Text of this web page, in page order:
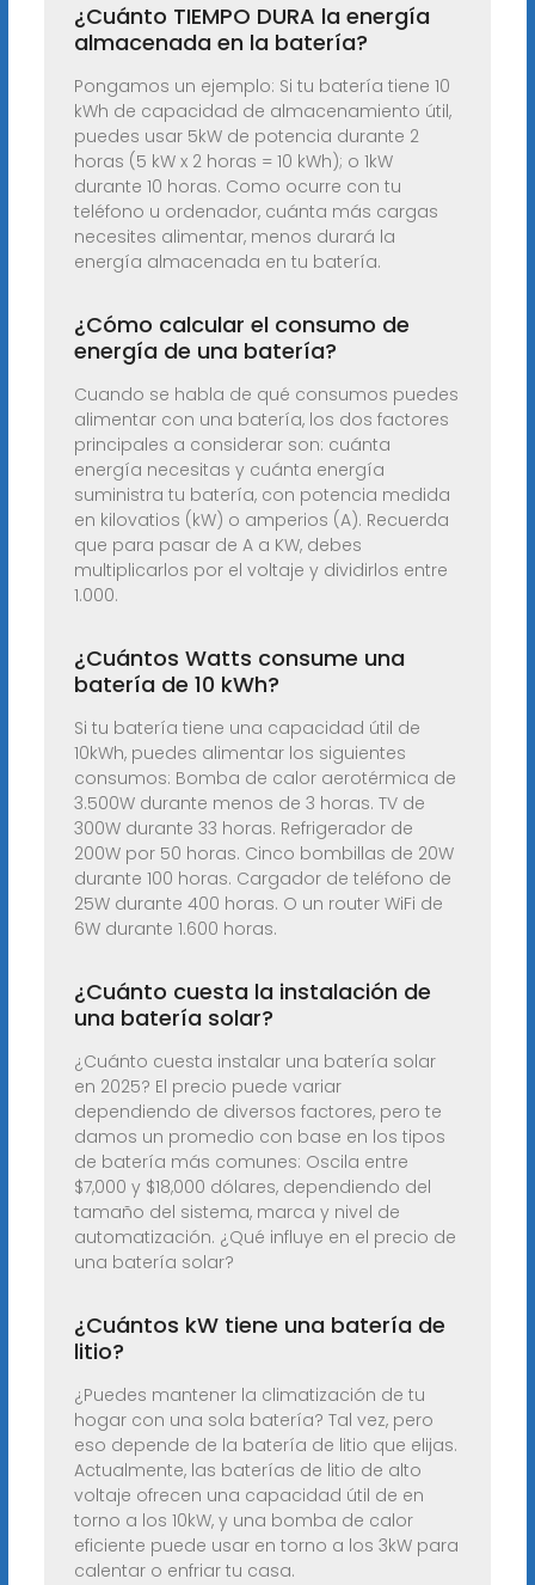
¿Cuánto TIEMPO DURA la energía
almacenada en la batería?
Pongamos un ejemplo: Si tu batería tiene 10
kWh de capacidad de almacenamiento útil,
puedes usar 5kW de potencia durante 2
horas (5 kW x 2 horas = 10 kWh); o 1kW
durante 10 horas. Como ocurre con tu
teléfono u ordenador, cuánta más cargas
necesites alimentar, menos durará la
energía almacenada en tu batería.
¿Cómo calcular el consumo de
energía de una batería?
Cuando se habla de qué consumos puedes
alimentar con una batería, los dos factores
principales a considerar son: cuánta
energía necesitas y cuánta energía
suministra tu batería, con potencia medida
en kilovatios (kW) o amperios (A). Recuerda
que para pasar de A a KW, debes
multiplicarlos por el voltaje y dividirlos entre
1.000.
¿Cuántos Watts consume una
batería de 10 kWh?
Si tu batería tiene una capacidad útil de
10kWh, puedes alimentar los siguientes
consumos: Bomba de calor aerotérmica de
3.500W durante menos de 3 horas. TV de
300W durante 33 horas. Refrigerador de
200W por 50 horas. Cinco bombillas de 20W
durante 100 horas. Cargador de teléfono de
25W durante 400 horas. O un router WiFi de
6W durante 1.600 horas.
¿Cuánto cuesta la instalación de
una batería solar?
¿Cuánto cuesta instalar una batería solar
en 2025? El precio puede variar
dependiendo de diversos factores, pero te
damos un promedio con base en los tipos
de batería más comunes: Oscila entre
$7,000 y $18,000 dólares, dependiendo del
tamaño del sistema, marca y nivel de
automatización. ¿Qué influye en el precio de
una batería solar?
¿Cuántos kW tiene una batería de
litio?
¿Puedes mantener la climatización de tu
hogar con una sola batería? Tal vez, pero
eso depende de la batería de litio que elijas.
Actualmente, las baterías de litio de alto
voltaje ofrecen una capacidad útil de en
torno a los 10kW, y una bomba de calor
eficiente puede usar en torno a los 3kW para
calentar o enfriar tu casa.